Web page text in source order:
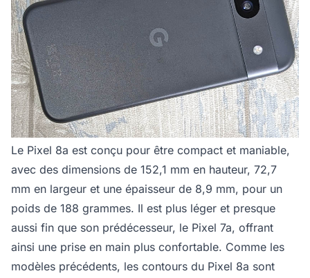
Le Pixel 8a est conçu pour être compact et maniable,
avec des dimensions de 152,1 mm en hauteur, 72,7
mm en largeur et une épaisseur de 8,9 mm, pour un
poids de 188 grammes. Il est plus léger et presque
aussi fin que son prédécesseur, le Pixel 7a, offrant
ainsi une prise en main plus confortable. Comme les
modèles précédents, les contours du Pixel 8a sont